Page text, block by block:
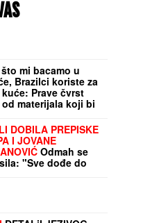
mi bacamo u
Brazilci koriste za
Prave čvrst
materijala koji bi
DOBILA PREPISKE
I JOVANE
Odmah se
"Sve dođe do